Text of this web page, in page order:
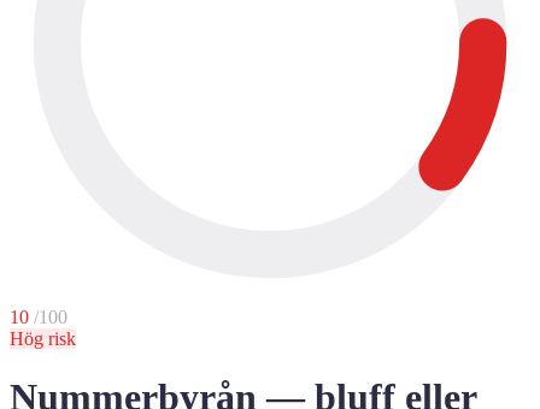
10 /100
Hög risk
Nummerbyrån — bluff eller